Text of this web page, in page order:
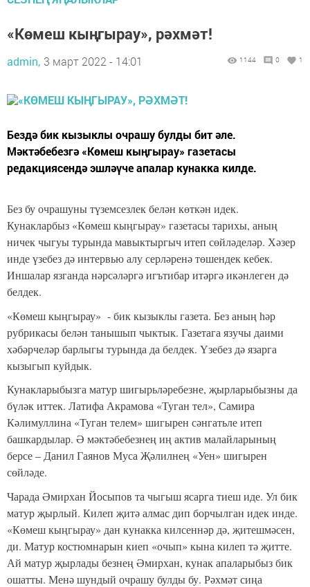
«Көмеш кыңгырау», рәхмәт!
admin, 3 март 2022 - 14:01 1144 0 1
Бездә бик кызыклы очрашу булды бит әле.
Мәктәбебезгә «Көмеш кыңгырау» газетасы
редакциясендә эшләүче апалар кунакка килде.
Без бу очрашуны түземсезлек белән көткән идек.
Кунакларбыз «Көмеш кыңгырау» газетасы тарихы, аның
ничек чыгуы турында мавыктыргыч итеп сөйләделәр. Хәзер
инде үзебез дә интервью алу серләренә төшендек кебек.
Иншалар язганда нәрсәләргә игътибар итәргә икәнлеген дә
белдек.
«Көмеш кыңгырау» - бик кызыклы газета. Без аның һәр
рубрикасы белән танышып чыктык. Газетага язучы даими
хәбәрчеләр барлыгы турында да белдек. Үзебез дә язарга
кызыгып куйдык.
Кунакларыбызга матур шигырьләребезне, җырларыбызны да
бүләк иттек. Латифа Акрамова «Туган тел», Самира
Кәлимуллина «Туган телем» шигырен сәнгатьле итеп
башкардылар. Ә мәктәбебезнең иң актив малайларының
берсе – Данил Гаянов Муса Җәлилнең «Уен» шигырен
сөйләде.
Чарада Әмирхан Йосыпов та чыгыш ясарга тиеш иде. Ул бик
матур җырлый. Килеп җитә алмас дип борчылган идек инде.
«Көмеш кыңгырау» дан кунакка килсеннәр дә, җитешмәсен,
ди. Матур костюмнарын киеп «очып» кына килеп тә җитте.
Ай матур җырлады безнең Әмирхан, кунак апаларыбыз бик
ошатты. Менә шундый очрашу булды бу. Рәхмәт сиңа